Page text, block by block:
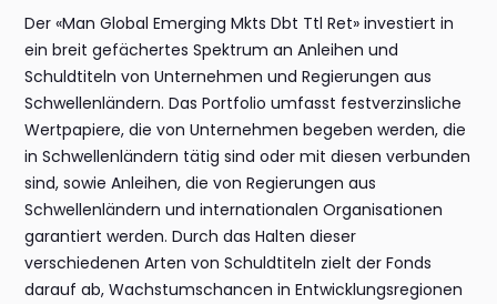
Der «Man Global Emerging Mkts Dbt Ttl Ret» investiert in
ein breit gefächertes Spektrum an Anleihen und
Schuldtiteln von Unternehmen und Regierungen aus
Schwellenländern. Das Portfolio umfasst festverzinsliche
Wertpapiere, die von Unternehmen begeben werden, die
in Schwellenländern tätig sind oder mit diesen verbunden
sind, sowie Anleihen, die von Regierungen aus
Schwellenländern und internationalen Organisationen
garantiert werden. Durch das Halten dieser
verschiedenen Arten von Schuldtiteln zielt der Fonds
darauf ab, Wachstumschancen in Entwicklungsregionen